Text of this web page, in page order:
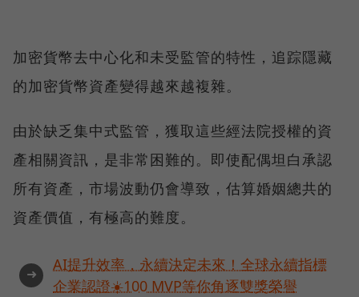
加密貨幣去中心化和未受監管的特性，追踪隱藏
的加密貨幣資產變得越來越複雜。
由於缺乏集中式監管，獲取這些經法院授權的資
產相關資訊，是非常困難的。即使配偶坦白承認
所有資產，市場波動仍會導致，估算婚姻總共的
資產價值，有極高的難度。
➜
AI提升效率，永續決定未來！全球永續指標
企業認證☀️100 MVP等你角逐雙獎榮譽